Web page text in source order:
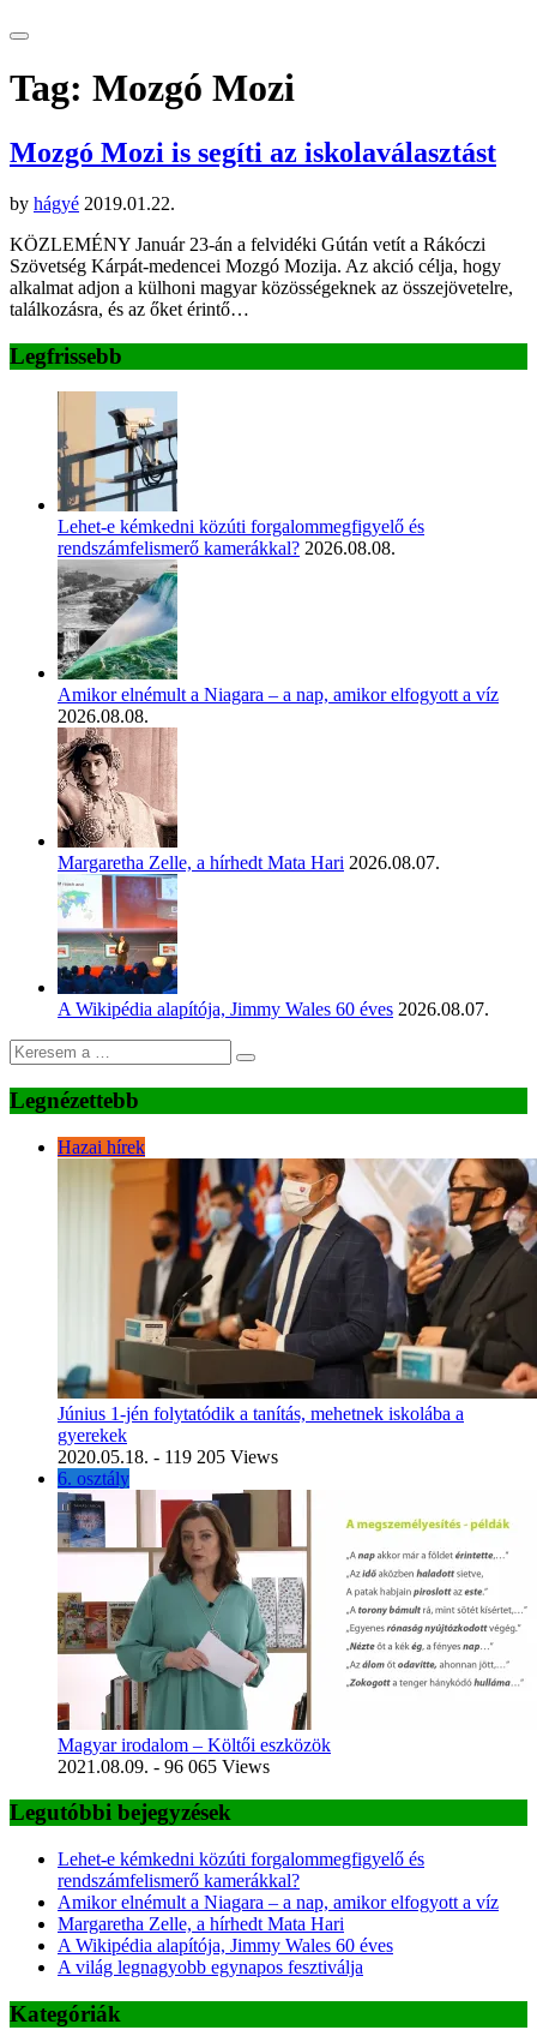
Tag: Mozgó Mozi
Mozgó Mozi is segíti az iskolaválasztást
by hágyé 2019.01.22.
KÖZLEMÉNY Január 23-án a felvidéki Gútán vetít a Rákóczi
Szövetség Kárpát-medencei Mozgó Mozija. Az akció célja, hogy
alkalmat adjon a külhoni magyar közösségeknek az összejövetelre,
találkozásra, és az őket érintő…
Legfrissebb
Lehet-e kémkedni közúti forgalommegfigyelő és
rendszámfelismerő kamerákkal? 2026.08.08.
Amikor elnémult a Niagara – a nap, amikor elfogyott a víz
2026.08.08.
Margaretha Zelle, a hírhedt Mata Hari 2026.08.07.
A Wikipédia alapítója, Jimmy Wales 60 éves 2026.08.07.
Legnézettebb
Hazai hírek
Június 1-jén folytatódik a tanítás, mehetnek iskolába a
gyerekek
2020.05.18. - 119 205 Views
6. osztály
Magyar irodalom – Költői eszközök
2021.08.09. - 96 065 Views
Legutóbbi bejegyzések
Lehet-e kémkedni közúti forgalommegfigyelő és
rendszámfelismerő kamerákkal?
Amikor elnémult a Niagara – a nap, amikor elfogyott a víz
Margaretha Zelle, a hírhedt Mata Hari
A Wikipédia alapítója, Jimmy Wales 60 éves
A világ legnagyobb egynapos fesztiválja
Kategóriák